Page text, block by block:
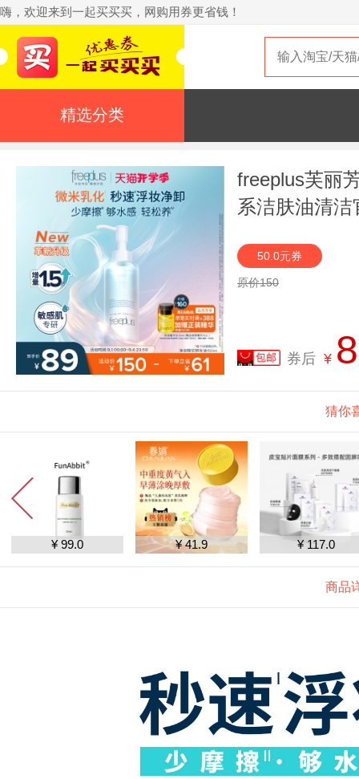
嗨，欢迎来到一起买买买，网购用券更省钱！
精选分类
freeplus芙丽
系洁肤油清
50.0元券
原价150
券后 ¥
猜你
¥ 99.0 ¥ 41.9 ¥ 117.0
商品